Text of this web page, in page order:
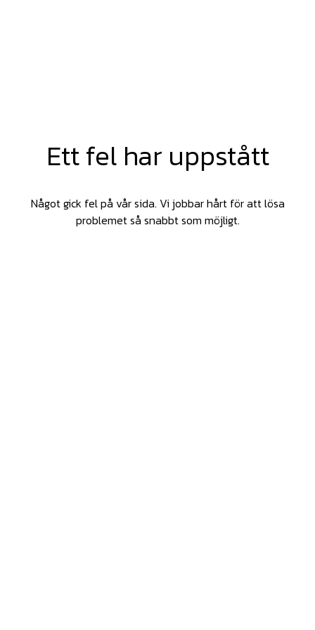
Ett fel har uppstått
Något gick fel på vår sida. Vi jobbar hårt för att lösa
problemet så snabbt som möjligt.